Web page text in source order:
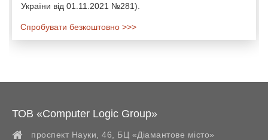
України від 01.11.2021 №281).
Спробувати безкоштовно >>>
ТОВ «Computer Logic Group»
проспект Науки, 46, БЦ «Діамантове місто»